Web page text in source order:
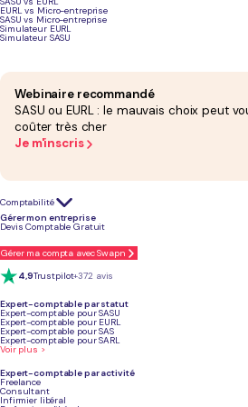
EURL vs Micro-entreprise
SASU vs Micro-entreprise
Simulateur EURL
Simulateur SASU
Webinaire recommandé
SASU ou EURL : le mauvais choix peut
coûter très cher
Je m'inscris
Comptabilité
Gérer mon entreprise
Devis Comptable Gratuit
Gérer ma compta avec Swapn
4,9Trustpilot+372 avis
Expert-comptable par statut
Expert-comptable pour SASU
Expert-comptable pour EURL
Expert-comptable pour SAS
Expert-comptable pour SARL
Voir plus >
Expert-comptable par activité
Freelance
Consultant
Infirmier libéral
Leadership : Être un
!
Le leadership va bien au-delà de la simple gestion d'une